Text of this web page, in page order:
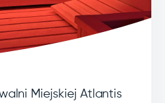
Miejskiej Atlantis